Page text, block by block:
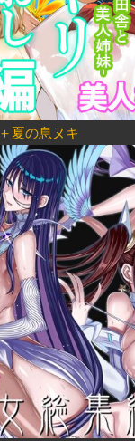
夏の息ヌキ